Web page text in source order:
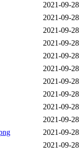
2021-09-28
2021-09-28
2021-09-28
2021-09-28
2021-09-28
2021-09-28
2021-09-28
2021-09-28
2021-09-28
2021-09-28
2021-09-28
2021-09-28